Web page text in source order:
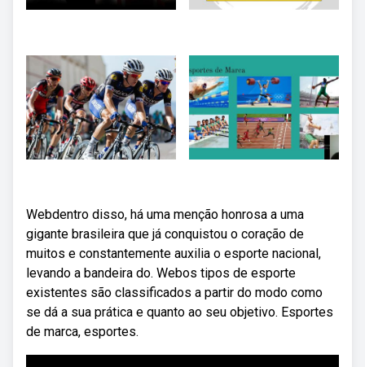
Webdentro disso, há uma menção honrosa a uma
gigante brasileira que já conquistou o coração de
muitos e constantemente auxilia o esporte nacional,
levando a bandeira do. Webos tipos de esporte
existentes são classificados a partir do modo como
se dá a sua prática e quanto ao seu objetivo. Esportes
de marca, esportes.